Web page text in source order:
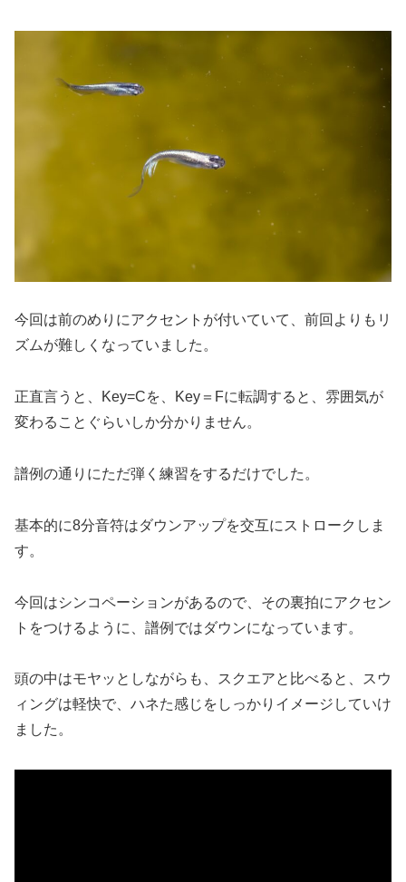
今回は前のめりにアクセントが付いていて、前回よりもリ
ズムが難しくなっていました。
正直言うと、Key=Cを、Key＝Fに転調すると、雰囲気が
変わることぐらいしか分かりません。
譜例の通りにただ弾く練習をするだけでした。
基本的に8分音符はダウンアップを交互にストロークしま
す。
今回はシンコペーションがあるので、その裏拍にアクセン
トをつけるように、譜例ではダウンになっています。
頭の中はモヤッとしながらも、スクエアと比べると、スウ
ィングは軽快で、ハネた感じをしっかりイメージしていけ
ました。